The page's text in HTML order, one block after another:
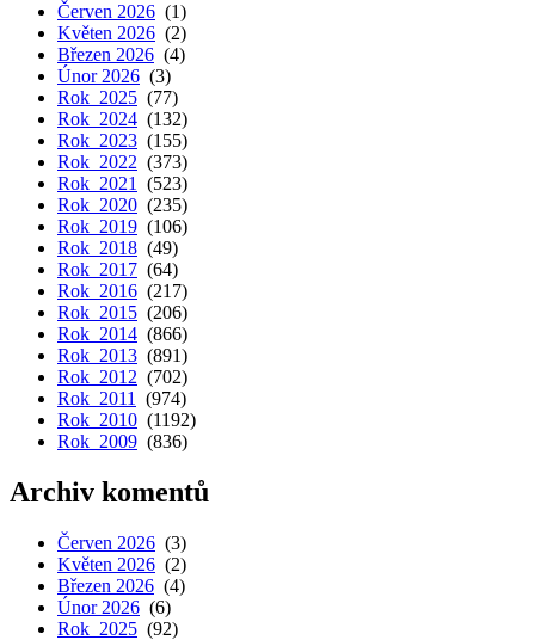
Červen 2026 (1)
Květen 2026 (2)
Březen 2026 (4)
Únor 2026 (3)
Rok 2025 (77)
Rok 2024 (132)
Rok 2023 (155)
Rok 2022 (373)
Rok 2021
(523)
Rok 2020 (235)
Rok 2019 (106)
Rok 2018 (49)
Rok 2017 (64)
Rok 2016 (217)
Rok 2015 (206)
Rok 2014 (866)
Rok 2013 (891)
Rok 2012 (702)
Rok 2011
(974)
Rok 2010 (1192)
Rok 2009 (836)
Archiv komentů
Červen 2026 (3)
Květen 2026 (2)
Březen 2026 (4)
Únor 2026 (6)
Rok 2025 (92)